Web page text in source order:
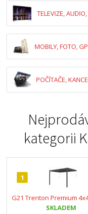
TELEVIZE,
MOBILY, FOTO,
POČÍTAČE,
kategorii
1
G21 Trenton Premium
SKLADEM